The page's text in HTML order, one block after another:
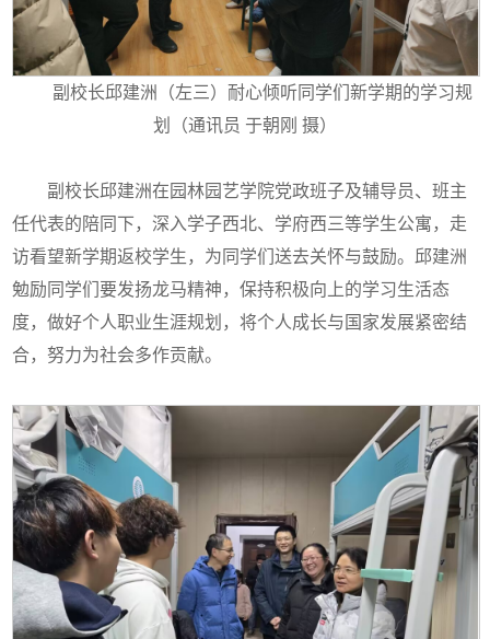
副校长邱建洲（左三）耐心倾听同学们新学期的学习规
划（通讯员 于朝刚 摄）
副校长邱建洲在园林园艺学院党政班子及辅导员、班主
任代表的陪同下，深入学子西北、学府西三等学生公寓，走
访看望新学期返校学生，为同学们送去关怀与鼓励。邱建洲
勉励同学们要发扬龙马精神，保持积极向上的学习生活态
度，做好个人职业生涯规划，将个人成长与国家发展紧密结
合，努力为社会多作贡献。